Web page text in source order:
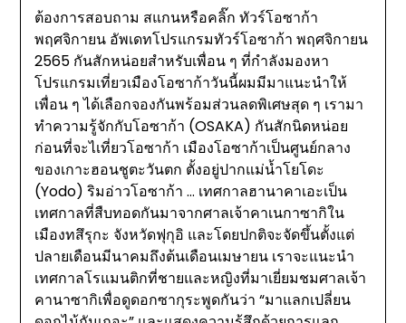
ต้องการสอบถาม สแกนหรือคลิ๊ก ทัวร์โอซาก้า
พฤศจิกายน อัพเดทโปรแกรมทัวร์โอซาก้า พฤศจิกายน
2565 กันสักหน่อยสำหรับเพื่อน ๆ ที่กำลังมองหา
โปรแกรมเที่ยวเมืองโอซาก้าวันนี้ผมมีมาแนะนำให้
เพื่อน ๆ ได้เลือกจองกันพร้อมส่วนลดพิเศษสุด ๆ เรามา
ทำความรู้จักกับโอซาก้า (OSAKA) กันสักนิดหน่อย
ก่อนที่จะไเที่ยวโอซาก้า เมืองโอซาก้าเป็นศูนย์กลาง
ของเกาะฮอนชูตะวันตก ตั้งอยู่ปากแม่น้ำโยโดะ
(Yodo) ริมอ่าวโอซาก้า … เทศกาลฮานาคาเอะเป็น
เทศกาลที่สืบทอดกันมาจากศาลเจ้าคาเนกาซากิใน
เมืองทสึรุกะ จังหวัดฟุกุอิ และโดยปกติจะจัดขึ้นตั้งแต่
ปลายเดือนมีนาคมถึงต้นเดือนเมษายน เราจะแนะนำ
เทศกาลโรแมนติกที่ชายและหญิงที่มาเยี่ยมชมศาลเจ้า
คานาซากิเพื่อดูดอกซากุระพูดกันว่า “มาแลกเปลี่ยน